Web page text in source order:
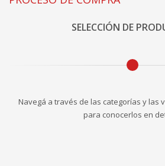
SELECCIÓN DE
Navegá a través de las categorías y las
para conocerlos en